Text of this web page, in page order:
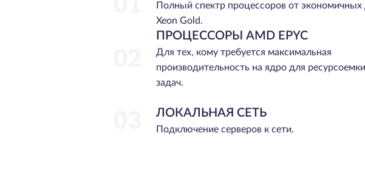
Полный спектр процессоров от экономичных
Xeon Gold.
ПРОЦЕССОРЫ AMD EPYC
Для тех, кому требуется максимальная
производительность на ядро для
задач.
ЛОКАЛЬНАЯ СЕТЬ
Подключение серверов к сети.